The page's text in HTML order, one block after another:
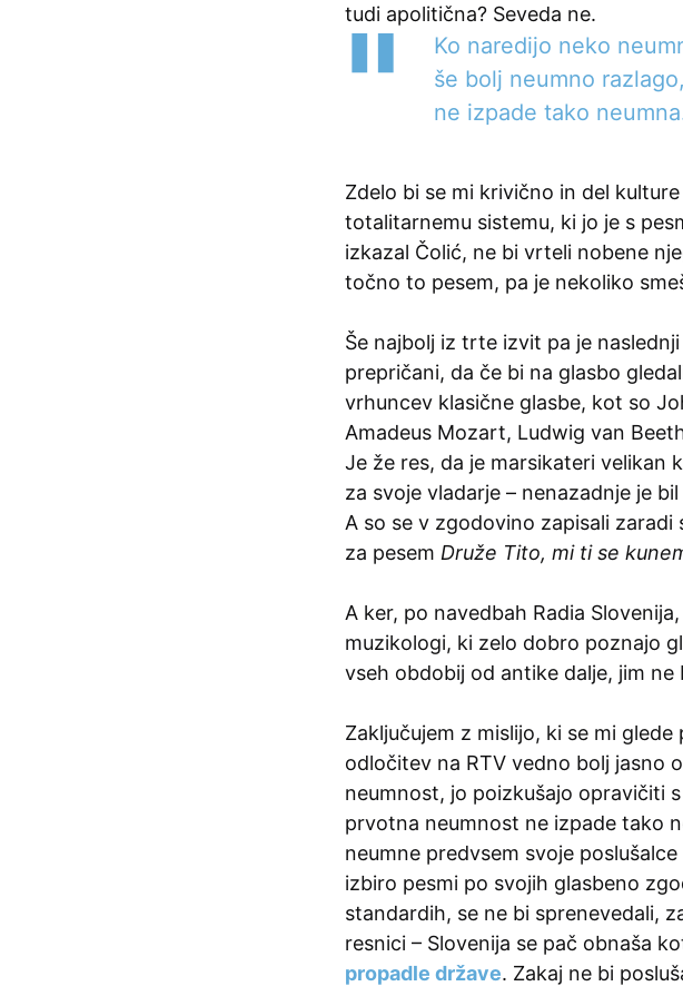
tudi apolitična? Seveda ne.
Ko naredijo neko
še bolj neumno
ne izpade tako
Zdelo bi se mi krivično in del
totalitarnemu sistemu, ki jo je s
izkazal Čolić, ne bi vrteli nobene
točno to pesem, pa je nekoliko
Še najbolj iz trte izvit pa je
prepričani, da če bi na glasbo
vrhuncev klasične glasbe, kot so
Amadeus Mozart, Ludwig van
Je že res, da je marsikateri velikan
za svoje vladarje – nenazadnje je
A so se v zgodovino zapisali
za pesem Druže Tito, mi ti se
A ker, po navedbah Radia
muzikologi, ki zelo dobro poznajo
vseh obdobij od antike dalje, jim
Zaključujem z mislijo, ki se mi
odločitev na RTV vedno bolj jasno
neumnost, jo poizkušajo opravičiti
prvotna neumnost ne izpade tako
neumne predvsem svoje
izbiro pesmi po svojih glasbeno
standardih, se ne bi sprenevedali,
resnici – Slovenija se pač obnaša
propadle države. Zakaj ne bi